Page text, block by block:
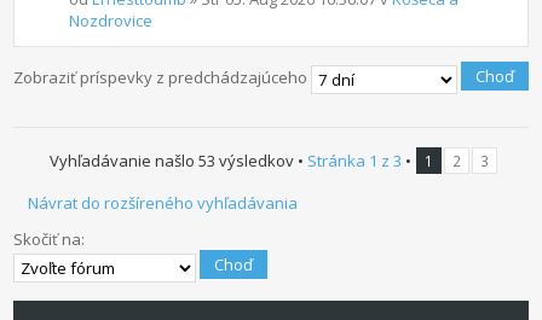
Nozdrovice
Ďalší
Zobraziť príspevky z predchádzajúceho
Vyhľadávanie našlo 53 výsledkov • Stránka 1 z 3 • 1 2 3
Návrat do rozšíreného vyhľadávania
Skočiť na: